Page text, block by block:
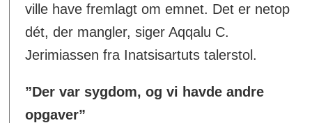
ville have fremlagt om emnet. Det er netop
dét, der mangler, siger Aqqalu C.
Jerimiassen fra Inatsisartuts talerstol.
”Der var sygdom, og vi havde andre
opgaver”